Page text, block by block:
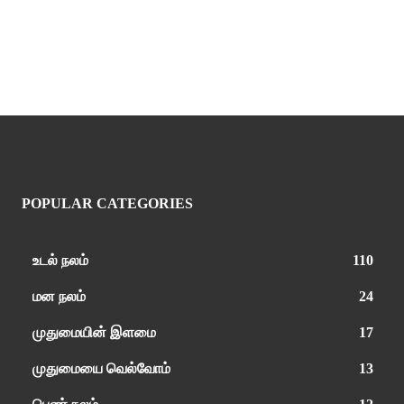
POPULAR CATEGORIES
உடல் நலம் 110
மன நலம் 24
முதுமையின் இளமை 17
முதுமையை வெல்வோம் 13